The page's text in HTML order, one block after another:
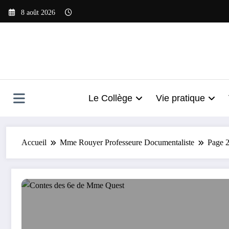
8 août 2026
Le Collège Vie pratique
Accueil Mme Rouyer Professeure Documentaliste Page 2